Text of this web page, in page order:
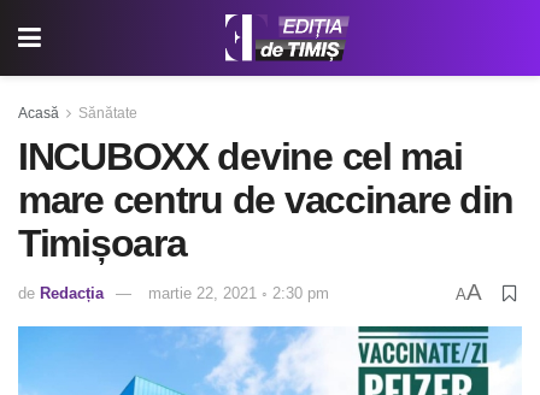
Acasă Sănătate
INCUBOXX devine cel mai
mare centru de vaccinare din
Timișoara
de Redacția martie 22, 2021 ◦ 2:30 pm AA